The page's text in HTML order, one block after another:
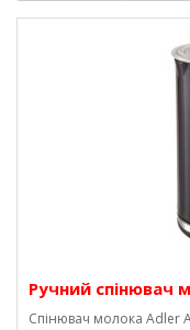
Ручний спінювач
Спінювач молока Adler